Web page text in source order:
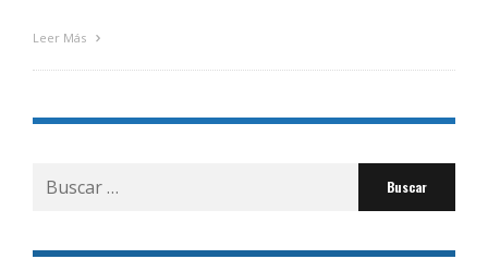
Leer Más
Buscar
por: